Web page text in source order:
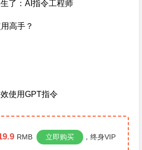
了：AI指令工程师
高手？
使用GPT指令
RMB 立即购买
，终身VIP